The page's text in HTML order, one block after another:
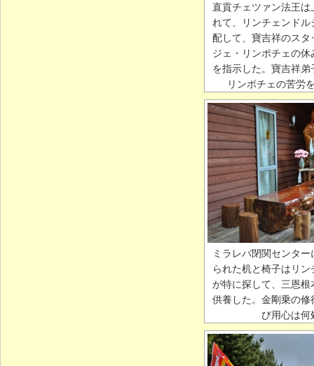
直貢チェツァン法王
れて、リンチェンド
配して、寶吉祥のス
ジェ・リンポチェの
を指示した。寶吉祥
リンポチェの苦労
ミラレバ閉関センタ
られた机と椅子はリ
が特に探して、三恩
供養した。金剛乗の
び用心は何